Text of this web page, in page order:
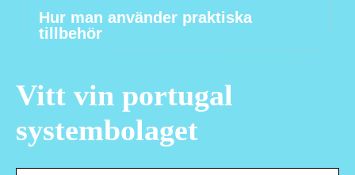
Hur man använder praktiska
tillbehör
Vitt vin portugal
systembolaget